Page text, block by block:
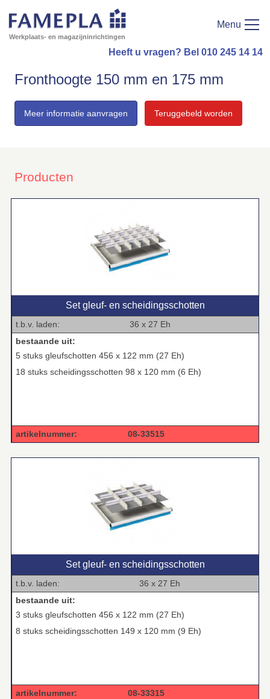
Werkplaats- en magazijninrichtingen
Menu
Heeft u vragen? Bel 010 245 14 14
Fronthoogte 150 mm en 175 mm
Meer informatie aanvragen Teruggebeld worden
Producten
Set gleuf‑ en scheidingsschotten
t.b.v. laden: 36 x 27 Eh
bestaande uit:
5 stuks gleufschotten 456 x 122 mm (27 Eh)
18 stuks scheidingsschotten 98 x 120 mm (6 Eh)
artikelnummer: 08-33515
Set gleuf‑ en scheidingsschotten
t.b.v. laden: 36 x 27 Eh
bestaande uit:
3 stuks gleufschotten 456 x 122 mm (27 Eh)
8 stuks scheidingsschotten 149 x 120 mm (9 Eh)
artikelnummer: 08-33315